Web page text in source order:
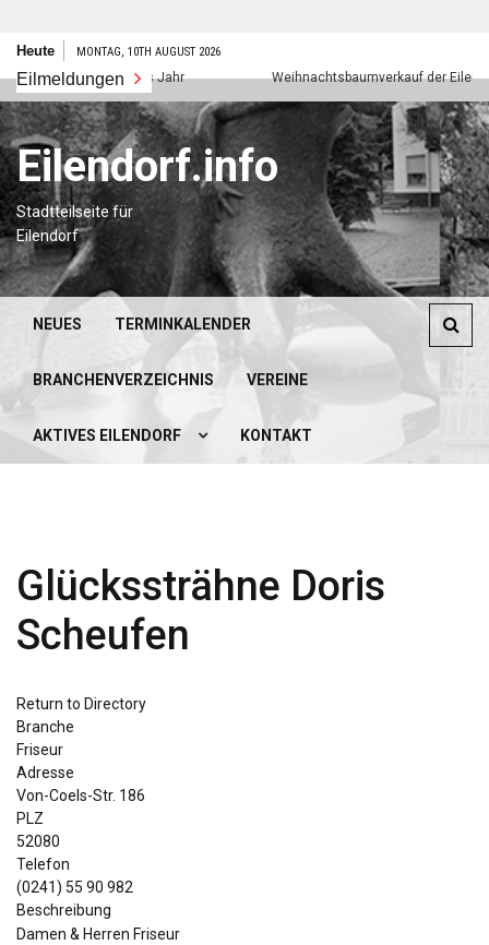
Zum
springen
Heute MONTAG, 10TH AUGUST 2026
Eilmeldungen
Frohes neues Jahr Weihnachtsbaumverkauf der
Eilendorf.info
Stadtteilseite für
Eilendorf
NEUES TERMINKALENDER
BRANCHENVERZEICHNIS VEREINE
AKTIVES EILENDORF KONTAKT
Glückssträhne Doris
Scheufen
Return to Directory
Branche
Friseur
Adresse
Von-Coels-Str. 186
PLZ
52080
Telefon
(0241) 55 90 982
Beschreibung
Damen & Herren Friseur